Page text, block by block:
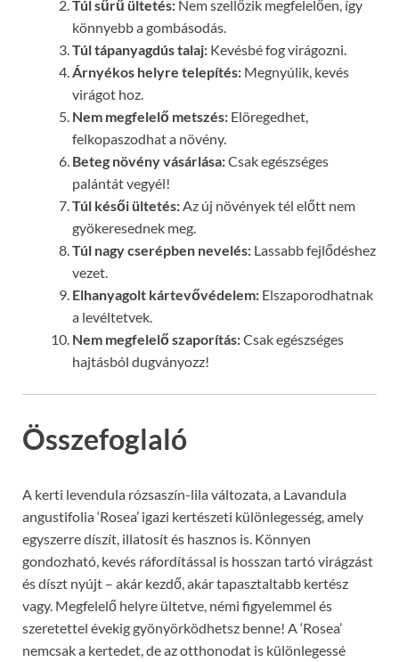
Túl sűrű ültetés: Nem szellőzik megfelelően, így
könnyebb a gombásodás.
Túl tápanyagdús talaj: Kevésbé fog virágozni.
Árnyékos helyre telepítés: Megnyúlik, kevés
virágot hoz.
Nem megfelelő metszés: Elöregedhet,
felkopaszodhat a növény.
Beteg növény vásárlása:Csak egészséges
palántát vegyél!
Túl késői ültetés:Az új növények tél előtt nem
gyökeresednek meg.
Túl nagy cserépben nevelés: Lassabb fejlődéshez
vezet.
Elhanyagolt kártevővédelem: Elszaporodhatnak
a levéltetvek.
Nem megfelelő szaporítás:Csak egészséges
hajtásból dugványozz!
Összefoglaló
A kerti levendula rózsaszín-lila változata, a Lavandula
angustifolia ‘Rosea’ igazi kertészeti különlegesség, amely
egyszerre díszít, illatosít és hasznos is. Könnyen
gondozható, kevés ráfordítással is hosszan tartó virágzást
és díszt nyújt – akár kezdő, akár tapasztaltabb kertész
vagy. Megfelelő helyre ültetve, némi figyelemmel és
szeretettel évekig gyönyörködhetsz benne! A ‘Rosea’
nemcsak a kertedet, de az otthonodat is különlegessé